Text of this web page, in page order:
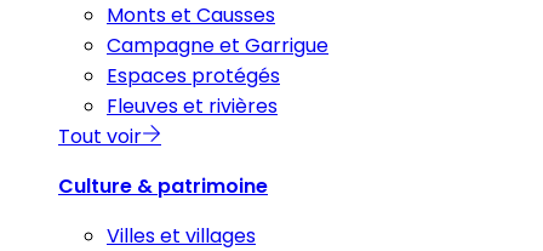
Monts et Causses
Campagne et Garrigue
Espaces protégés
Fleuves et rivières
Tout voir
Culture & patrimoine
Villes et villages